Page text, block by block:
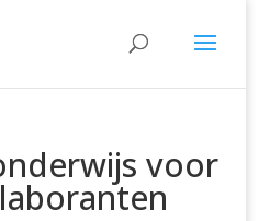
voor